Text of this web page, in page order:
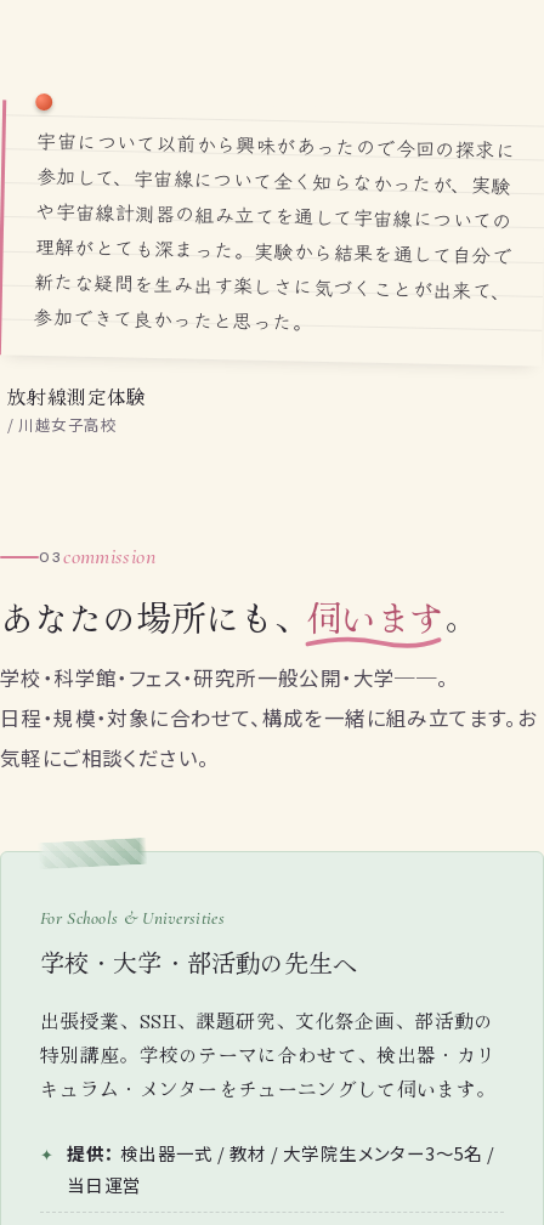
宇宙について以前から興味があったので今回の探求に
参加して、宇宙線について全く知らなかったが、実験
や宇宙線計測器の組み立てを通して宇宙線についての
理解がとても深まった。実験から結果を通して自分で
新たな疑問を生み出す楽しさに気づくことが出来て、
参加できて良かったと思った。
放射線測定体験
/ 川越女子高校
03commission
あなたの場所にも、伺います。
学校・科学館・フェス・研究所一般公開・大学──。
日程・規模・対象に合わせて、構成を一緒に組み立てます。お
気軽にご相談ください。
For Schools & Universities
学校・大学・部活動の先生へ
出張授業、SSH、課題研究、文化祭企画、部活動の
特別講座。学校のテーマに合わせて、検出器・カリ
キュラム・メンターをチューニングして伺います。
提供： 検出器一式 / 教材 / 大学院生メンター3〜5名 /
当日運営